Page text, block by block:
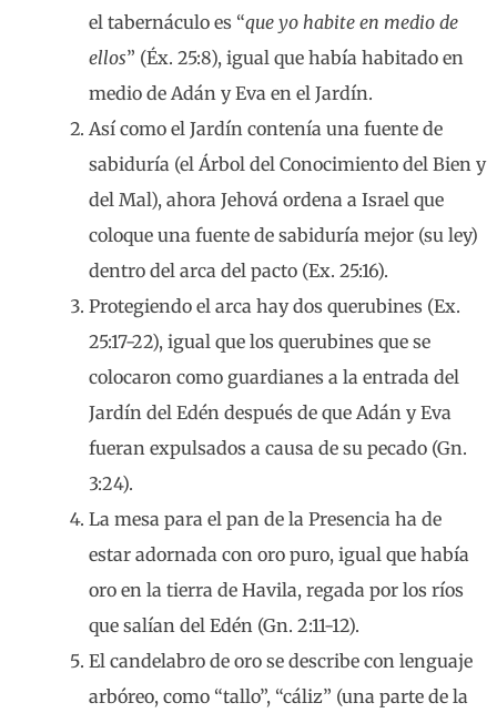
el tabernáculo es “que yo habite en medio de
ellos” (Éx. 25:8), igual que había habitado en
medio de Adán y Eva en el Jardín.
Así como el Jardín contenía una fuente de
sabiduría (el Árbol del Conocimiento del Bien y
del Mal), ahora Jehová ordena a Israel que
coloque una fuente de sabiduría mejor (su ley)
dentro del arca del pacto (Ex. 25:16).
Protegiendo el arca hay dos querubines (Ex.
25:17-22), igual que los querubines que se
colocaron como guardianes a la entrada del
Jardín del Edén después de que Adán y Eva
fueran expulsados a causa de su pecado (Gn.
3:24).
La mesa para el pan de la Presencia ha de
estar adornada con oro puro, igual que había
oro en la tierra de Havila, regada por los ríos
que salían del Edén (Gn. 2:11-12).
El candelabro de oro se describe con lenguaje
arbóreo, como “tallo”, “cáliz” (una parte de la